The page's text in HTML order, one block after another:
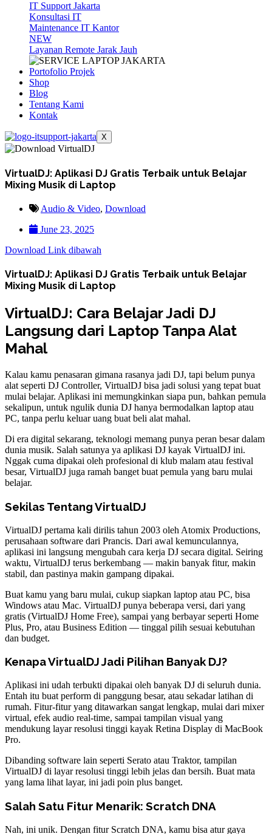
IT Support Jakarta
Konsultasi IT
Maintenance IT Kantor
NEW
Layanan Remote Jarak Jauh
Portofolio Projek
Shop
Blog
Tentang Kami
Kontak
X
VirtualDJ: Aplikasi DJ Gratis Terbaik untuk Belajar
Mixing Musik di Laptop
Audio & Video, Download
June 23, 2025
Download Link dibawah
VirtualDJ: Aplikasi DJ Gratis Terbaik untuk Belajar
Mixing Musik di Laptop
VirtualDJ: Cara Belajar Jadi DJ
Langsung dari Laptop Tanpa Alat
Mahal
Kalau kamu penasaran gimana rasanya jadi DJ, tapi belum punya
alat seperti DJ Controller, VirtualDJ bisa jadi solusi yang tepat buat
mulai belajar. Aplikasi ini memungkinkan siapa pun, bahkan pemula
sekalipun, untuk ngulik dunia DJ hanya bermodalkan laptop atau
PC, tanpa perlu keluar uang buat beli alat mahal.
Di era digital sekarang, teknologi memang punya peran besar dalam
dunia musik. Salah satunya ya aplikasi DJ kayak VirtualDJ ini.
Nggak cuma dipakai oleh profesional di klub malam atau festival
besar, VirtualDJ juga ramah banget buat pemula yang baru mulai
belajar.
Sekilas Tentang VirtualDJ
VirtualDJ pertama kali dirilis tahun 2003 oleh Atomix Productions,
perusahaan software dari Prancis. Dari awal kemunculannya,
aplikasi ini langsung mengubah cara kerja DJ secara digital. Seiring
waktu, VirtualDJ terus berkembang — makin banyak fitur, makin
stabil, dan pastinya makin gampang dipakai.
Buat kamu yang baru mulai, cukup siapkan laptop atau PC, bisa
Windows atau Mac. VirtualDJ punya beberapa versi, dari yang
gratis (VirtualDJ Home Free), sampai yang berbayar seperti Home
Plus, Pro, atau Business Edition — tinggal pilih sesuai kebutuhan
dan budget.
Kenapa VirtualDJ Jadi Pilihan Banyak DJ?
Aplikasi ini udah terbukti dipakai oleh banyak DJ di seluruh dunia.
Entah itu buat perform di panggung besar, atau sekadar latihan di
rumah. Fitur-fitur yang ditawarkan sangat lengkap, mulai dari mixer
virtual, efek audio real-time, sampai tampilan visual yang
mendukung layar resolusi tinggi kayak Retina Display di MacBook
Pro.
Dibanding software lain seperti Serato atau Traktor, tampilan
VirtualDJ di layar resolusi tinggi lebih jelas dan bersih. Buat mata
yang lama lihat layar, ini jadi poin plus banget.
Salah Satu Fitur Menarik: Scratch DNA
Nah, ini unik. Dengan fitur Scratch DNA, kamu bisa atur gaya